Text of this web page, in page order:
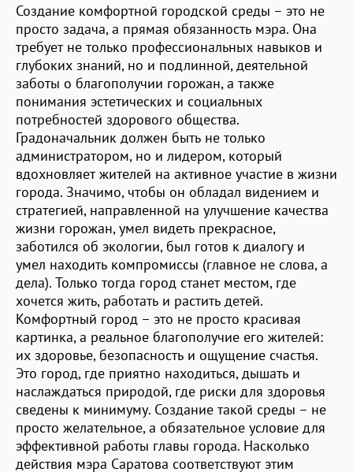
Создание комфортной городской среды – это не
просто задача, а прямая обязанность мэра. Она
требует не только профессиональных навыков и
глубоких знаний, но и подлинной, деятельной
заботы о благополучии горожан, а также
понимания эстетических и социальных
потребностей здорового общества.
Градоначальник должен быть не только
администратором, но и лидером, который
вдохновляет жителей на активное участие в жизни
города. Значимо, чтобы он обладал видением и
стратегией, направленной на улучшение качества
жизни горожан, умел видеть прекрасное,
заботился об экологии, был готов к диалогу и
умел находить компромиссы (главное не слова, а
дела). Только тогда город станет местом, где
хочется жить, работать и растить детей.
Комфортный город – это не просто красивая
картинка, а реальное благополучие его жителей:
их здоровье, безопасность и ощущение счастья.
Это город, где приятно находиться, дышать и
наслаждаться природой, где риски для здоровья
сведены к минимуму. Создание такой среды – не
просто желательное, а обязательное условие для
эффективной работы главы города. Насколько
действия мэра Саратова соответствуют этим